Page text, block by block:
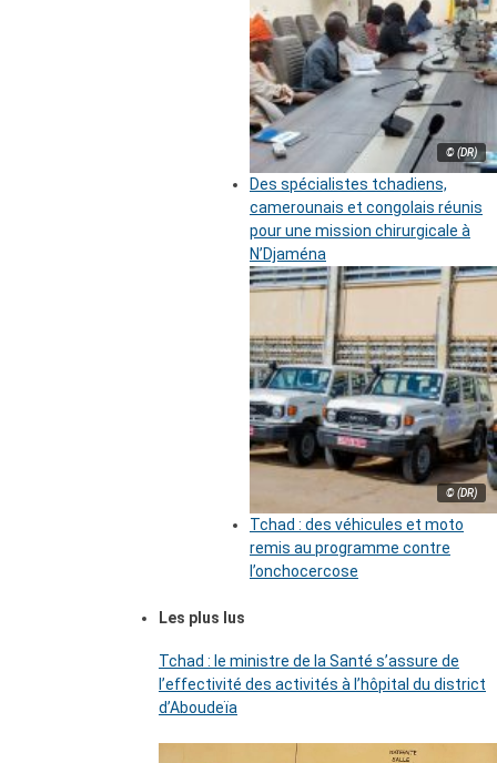
© (DR)
Des spécialistes tchadiens,
camerounais et congolais réunis
pour une mission chirurgicale à
N’Djaména
© (DR)
Tchad : des véhicules et moto
remis au programme contre
l’onchocercose
Les plus lus
Tchad : le ministre de la Santé s’assure de
l’effectivité des activités à l’hôpital du district
d’Aboudeïa